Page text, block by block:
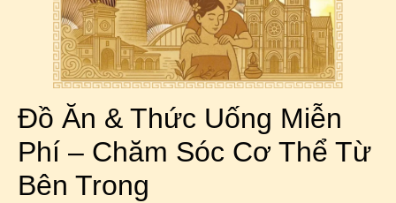
Đồ Ăn & Thức Uống Miễn
Phí – Chăm Sóc Cơ Thể Từ
Bên Trong